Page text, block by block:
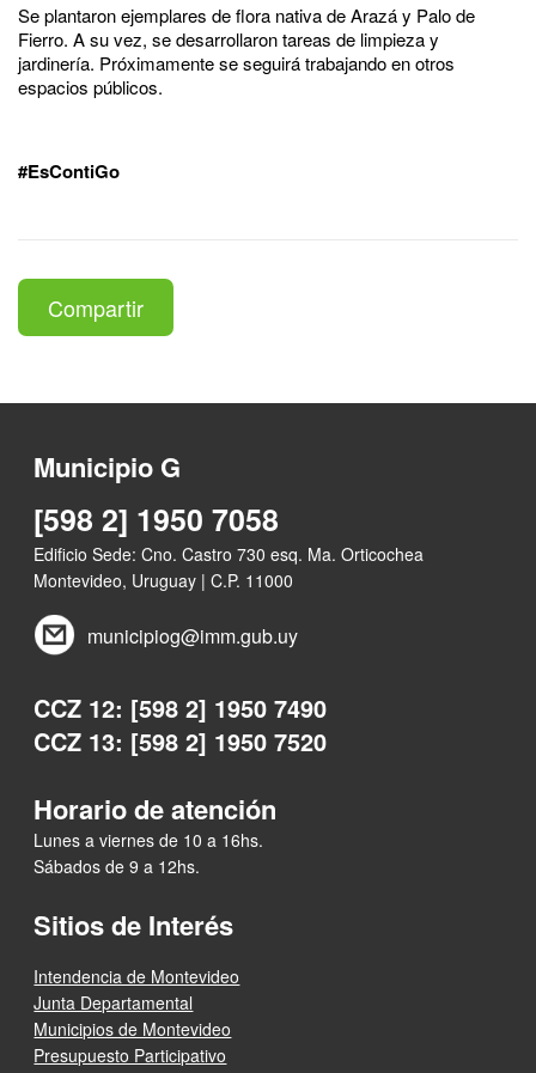
Se plantaron ejemplares de flora nativa de Arazá y Palo de
Fierro. A su vez, se desarrollaron tareas de limpieza y
jardinería. Próximamente se seguirá trabajando en otros
espacios públicos.
#EsContiGo
Compartir
Municipio G
[598 2] 1950 7058
Edificio Sede: Cno. Castro 730 esq. Ma. Orticochea
Montevideo, Uruguay | C.P. 11000
municipiog@imm.gub.uy
CCZ 12: [598 2] 1950 7490
CCZ 13: [598 2] 1950 7520
Horario de atención
Lunes a viernes de 10 a 16hs.
Sábados de 9 a 12hs.
Sitios de Interés
Intendencia de Montevideo
Junta Departamental
Municipios de Montevideo
Presupuesto Participativo